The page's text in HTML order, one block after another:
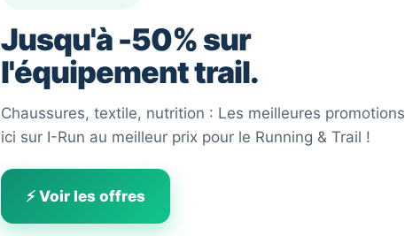
Jusqu'à -50% sur
l'équipement trail.
Chaussures, textile, nutrition : Les meilleures promotions
ici sur I-Run au meilleur prix pour le Running & Trail !
⚡ Voir les offres